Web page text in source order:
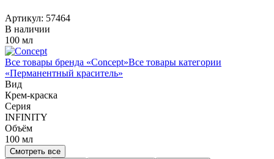
Артикул: 57464
В наличии
100 мл
Все товары бренда «Concept»Все товары категории
«Перманентный краситель»
Вид
Крем-краска
Серия
INFINITY
Объём
100 мл
Смотреть все